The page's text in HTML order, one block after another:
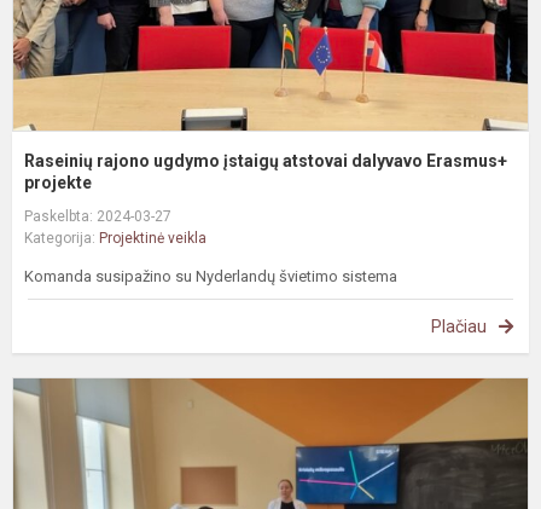
Raseinių rajono ugdymo įstaigų atstovai dalyvavo Erasmus+
projekte
Paskelbta: 2024-03-27
Kategorija: Projektinė veikla
Komanda susipažino su Nyderlandų švietimo sistema
Plačiau